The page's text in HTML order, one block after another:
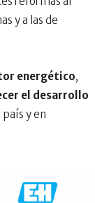
y a las de
energético,
el desarrollo
y en